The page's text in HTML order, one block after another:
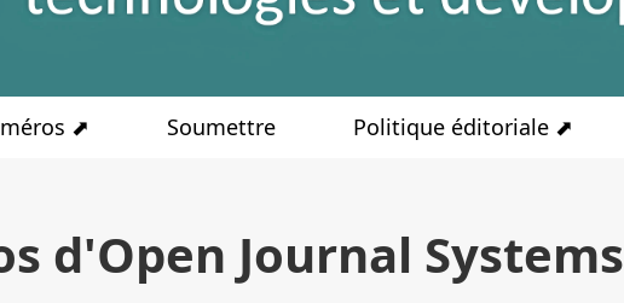
⬈ Soumettre Politique éditoriale ⬈
d'Open Journal Systems